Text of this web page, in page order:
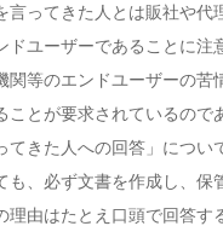
言ってきた人とは販社や代
ドユーザーであることに注
関等のエンドユーザーの苦
ことが要求されているので
てきた人への回答」につい
も、必ず文書を作成し、保
理由はたとえ口頭で回答す